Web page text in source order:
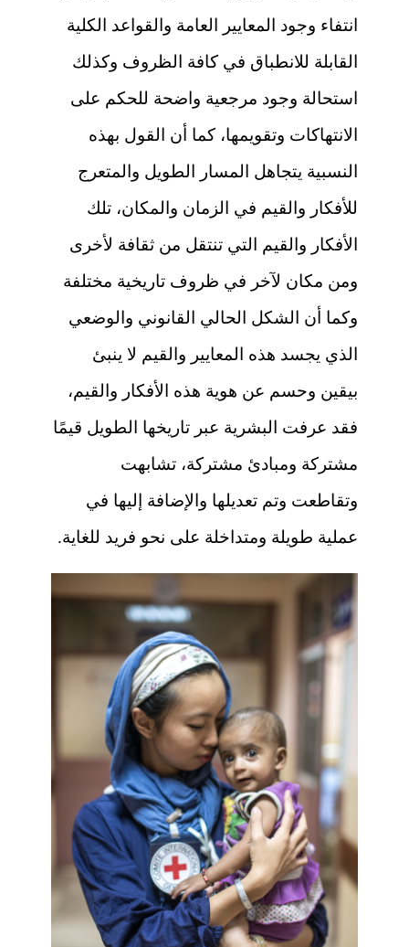
انتفاء وجود المعايير العامة والقواعد الكلية
القابلة للانطباق في كافة الظروف وكذلك
استحالة وجود مرجعية واضحة للحكم على
الانتهاكات وتقويمها، كما أن القول بهذه
النسبية يتجاهل المسار الطويل والمتعرج
للأفكار والقيم في الزمان والمكان، تلك
الأفكار والقيم التي تنتقل من ثقافة لأخرى
ومن مكان لآخر في ظروف تاريخية مختلفة
وكما أن الشكل الحالي القانوني والوضعي
الذي يجسد هذه المعايير والقيم لا ينبئ
بيقين وحسم عن هوية هذه الأفكار والقيم،
فقد عرفت البشرية عبر تاريخها الطويل قيمًا
مشتركة ومبادئ مشتركة، تشابهت
وتقاطعت وتم تعديلها والإضافة إليها في
عملية طويلة ومتداخلة على نحو فريد للغاية.